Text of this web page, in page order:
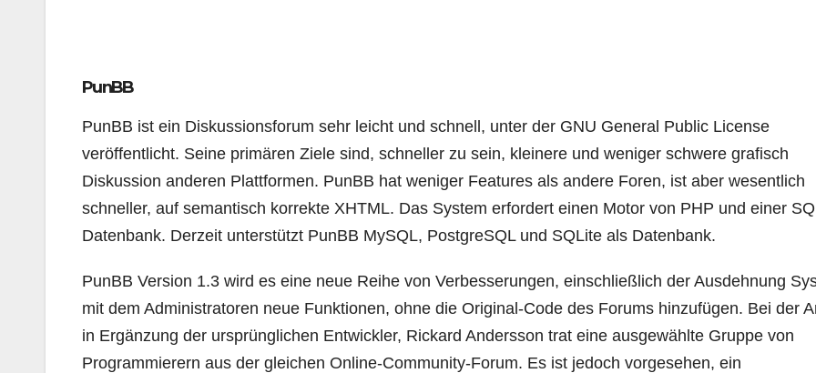
PunBB
PunBB ist ein Diskussionsforum sehr leicht und schnell, unter der GNU General Public License
veröffentlicht. Seine primären Ziele sind, schneller zu sein, kleinere und weniger schwere grafisch
Diskussion anderen Plattformen. PunBB hat weniger Features als andere Foren, ist aber wesentlich
schneller, auf semantisch korrekte XHTML. Das System erfordert einen Motor von PHP und einer
Datenbank. Derzeit unterstützt PunBB MySQL, PostgreSQL und SQLite als Datenbank.
PunBB Version 1.3 wird es eine neue Reihe von Verbesserungen, einschließlich der Ausdehnung
mit dem Administratoren neue Funktionen, ohne die Original-Code des Forums hinzufügen. Bei der
in Ergänzung der ursprünglichen Entwickler, Rickard Andersson trat eine ausgewählte Gruppe von
Programmierern aus der gleichen Online-Community-Forum. Es ist jedoch vorgesehen, ein